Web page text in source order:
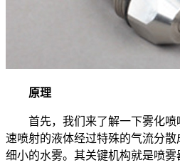
原理
首先，我们来了解一下雾化
速喷射的液体经过特殊的气流分
细小的水雾。其关键机构就是喷